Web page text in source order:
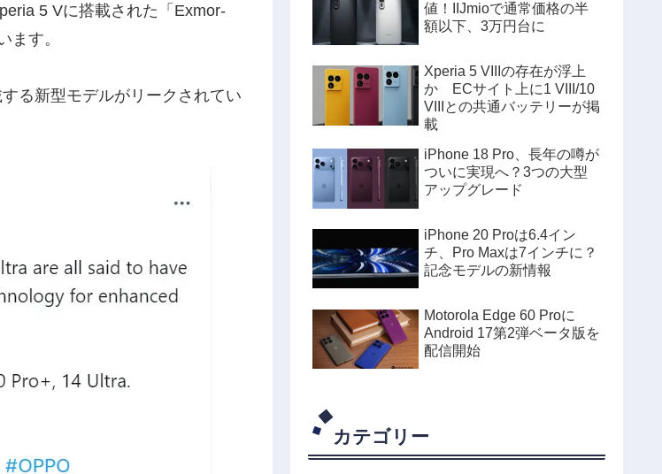
5 Vに搭載された「Exmor-
ます。
る新型モデルがリークされてい
値！IIJmioで通常価格の半
額以下、3万円台に
Xperia 5 VIIIの存在が浮上
か ECサイト上に1 VIII/10
VIIIとの共通バッテリーが掲
載
iPhone 18 Pro、長年の噂が
ついに実現へ？3つの大型
アップグレード
iPhone 20 Proは6.4イン
チ、Pro Maxは7インチに？
記念モデルの新情報
Motorola Edge 60 Proに
Android 17第2弾ベータ版を
配信開始
カテゴリー